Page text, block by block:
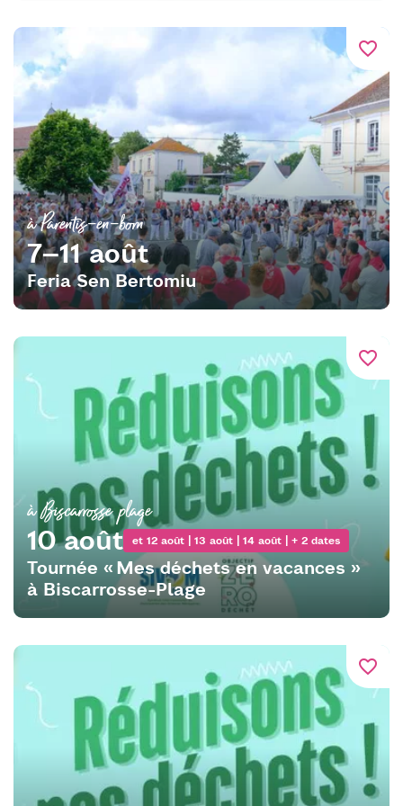
favorite_border
à Parentis-en-born
7–11 août
Feria Sen Bertomiu
favorite_border
à Biscarrosse plage
10 août et 12 août | 13 août | 14 août | + 2 dates
Tournée « Mes déchets en vacances »
à Biscarrosse-Plage
favorite_border